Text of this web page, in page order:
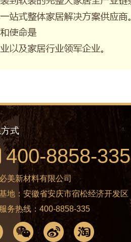
式
400-8858-335
美新材料有限公司
地：安徽省安庆市宿松经济开发区
务热线：400-8858-335